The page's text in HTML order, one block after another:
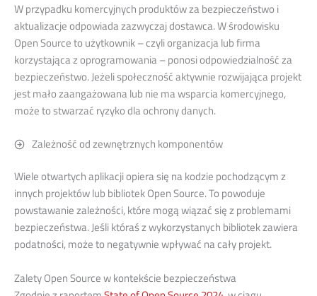
W przypadku komercyjnych produktów za bezpieczeństwo i
aktualizacje odpowiada zazwyczaj dostawca. W środowisku
Open Source to użytkownik – czyli organizacja lub firma
korzystająca z oprogramowania – ponosi odpowiedzialność za
bezpieczeństwo. Jeżeli społeczność aktywnie rozwijająca projekt
jest mało zaangażowana lub nie ma wsparcia komercyjnego,
może to stwarzać ryzyko dla ochrony danych.
Zależność od zewnętrznych komponentów
Wiele otwartych aplikacji opiera się na kodzie pochodzącym z
innych projektów lub bibliotek Open Source. To powoduje
powstawanie zależności, które mogą wiązać się z problemami
bezpieczeństwa. Jeśli któraś z wykorzystanych bibliotek zawiera
podatności, może to negatywnie wpływać na cały projekt.
Zalety Open Source w kontekście bezpieczeństwa